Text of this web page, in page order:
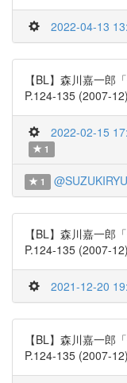
2022-04-13
【BL】森川嘉一郎
P.124-135 (2007-
2022-02-15
1
1
【BL】森川嘉一郎
P.124-135 (2007-
2021-12-20
【BL】森川嘉一郎
P.124-135 (2007-